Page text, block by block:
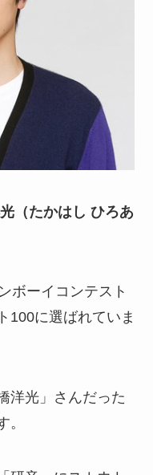
（たかはし ひろあ
ボーイコンテスト
100に選ばれていま
洋光」さんだった
。